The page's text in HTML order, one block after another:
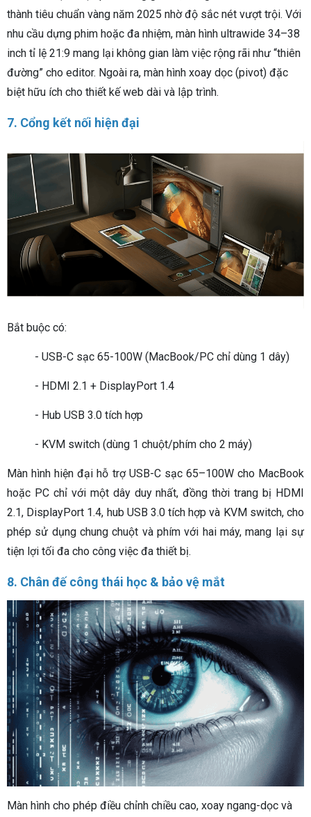
thành tiêu chuẩn vàng năm 2025 nhờ độ sắc nét vượt trội. Với
nhu cầu dựng phim hoặc đa nhiệm, màn hình ultrawide 34–38
inch tỉ lệ 21:9 mang lại không gian làm việc rộng rãi như “thiên
đường” cho editor. Ngoài ra, màn hình xoay dọc (pivot) đặc
biệt hữu ích cho thiết kế web dài và lập trình.
7. Cổng kết nối hiện đại
Bắt buộc có:
- USB-C sạc 65-100W (MacBook/PC chỉ dùng 1 dây)
- HDMI 2.1 + DisplayPort 1.4
- Hub USB 3.0 tích hợp
- KVM switch (dùng 1 chuột/phím cho 2 máy)
Màn hình hiện đại hỗ trợ USB-C sạc 65–100W cho MacBook
hoặc PC chỉ với một dây duy nhất, đồng thời trang bị HDMI
2.1, DisplayPort 1.4, hub USB 3.0 tích hợp và KVM switch, cho
phép sử dụng chung chuột và phím với hai máy, mang lại sự
tiện lợi tối đa cho công việc đa thiết bị.
8. Chân đế công thái học & bảo vệ mắt
Màn hình cho phép điều chỉnh chiều cao, xoay ngang-dọc và